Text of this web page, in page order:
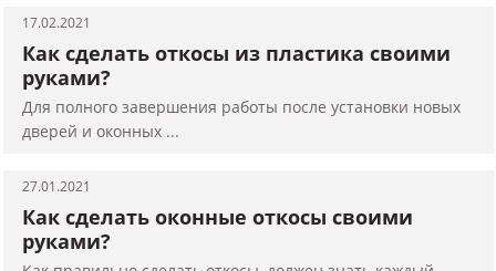
17.02.2021
Как сделать откосы из пластика своими
руками?
Для полного завершения работы после установки новых
дверей и оконных ...
27.01.2021
Как сделать оконные откосы своими
руками?